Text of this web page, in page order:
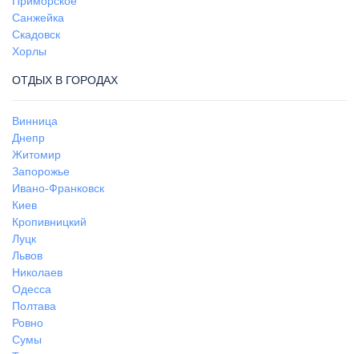
Санжейка
Скадовск
Хорлы
ОТДЫХ В ГОРОДАХ
Винница
Днепр
Житомир
Запорожье
Ивано-Франковск
Киев
Кропивницкий
Луцк
Львов
Николаев
Одесса
Полтава
Ровно
Сумы